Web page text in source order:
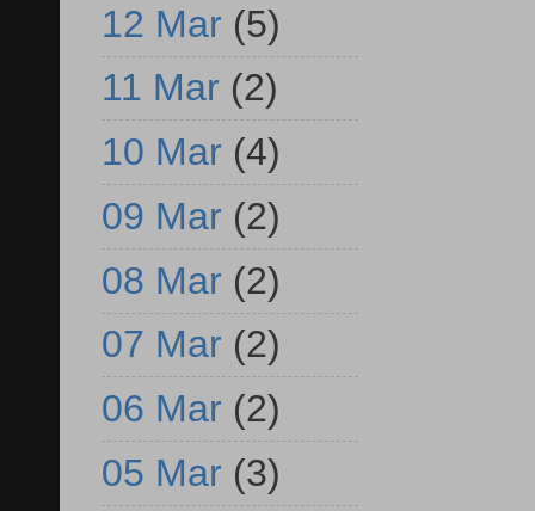
12 Mar (5)
11 Mar (2)
10 Mar (4)
09 Mar (2)
08 Mar (2)
07 Mar (2)
06 Mar (2)
05 Mar (3)